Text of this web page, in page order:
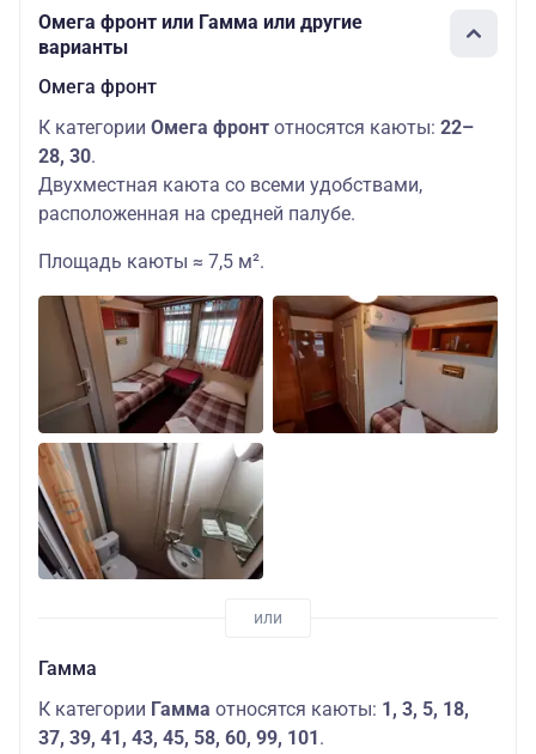
Омега фронт или Гамма или другие
варианты
Омега фронт
К категории Омега фронт относятся каюты: 22–
28, 30.
Двухместная каюта со всеми удобствами,
расположенная на средней палубе.
Площадь каюты ≈ 7,5 м².
Гамма
К категории Гамма относятся каюты: 1, 3, 5, 18,
37, 39, 41, 43, 45, 58, 60, 99, 101 .